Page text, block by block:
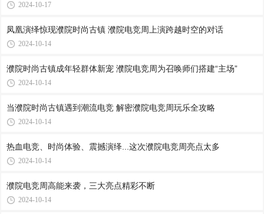
2024-10-17
凤凰演绎惊现濮院时尚古镇 濮院电竞周上演跨越时空的对话
2024-10-14
濮院时尚古镇成年轻群体新宠 濮院电竞周为召唤师们搭建“主场”
2024-10-14
当濮院时尚古镇遇到潮流电竞 解密濮院电竞周玩乐全攻略
2024-10-14
热血电竞、时尚体验、震撼演绎...这次濮院电竞周亮点太多
2024-10-14
濮院电竞周高能来袭，三大亮点精彩不断
2024-10-14